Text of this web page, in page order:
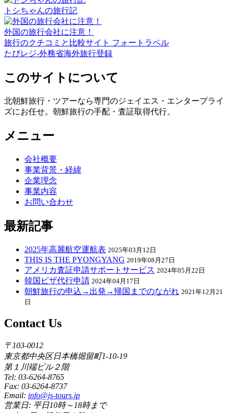
トシちゃんの旅行記
外国の旅行会社に注意！
旅行のクチコミと比較サイト フォートラベル
たびレジ-外務省海外旅行登録
このサイトについて
北朝鮮旅行・ツアーなら専門のジェイエス・エンタープライ
ズにお任せ。朝鮮旅行の手配・査証取得代行。
メニュー
会社概要
事業背景・経緯
企業理念
事業内容
お問い合わせ
最新記事
2025年高麗航空運航表 2025年03月12日
THIS IS THE PYONGYANG 2019年08月27日
アメリカ査証申請サポートサービス 2024年05月22日
韓国ビザ代行申請 2024年04月17日
朝鮮旅行の申込→出発→帰国までのながれ 2021年12月21
日
Contact Us
〒103-0012
東京都中央区日本橋堀留町1-10-19
第１川端ビル２階
Tel: 03-6264-8765
Fax: 03-6264-8737
Email: info@js-tours.jp
営業日: 平日10時～18時まで